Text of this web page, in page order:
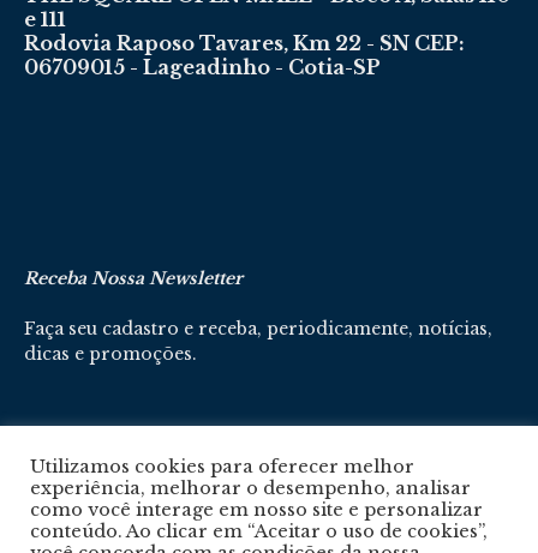
e 111
Rodovia Raposo Tavares, Km 22 - SN CEP:
06709015 - Lageadinho - Cotia-SP
Receba Nossa Newsletter
Faça seu cadastro e receba, periodicamente, notícias,
dicas e promoções.
Cadastre-se aqui
Utilizamos cookies para oferecer melhor
experiência, melhorar o desempenho, analisar
como você interage em nosso site e personalizar
conteúdo. Ao clicar em “Aceitar o uso de cookies”,